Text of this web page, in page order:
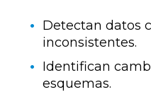
Detectan datos
inconsistentes.
Identifican
esquemas.